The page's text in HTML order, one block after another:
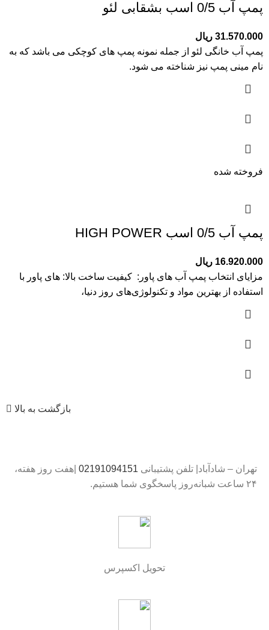
پمپ آب 0/5 اسب بشقابی لئو
31.570.000 ریال
پمپ آب خانگی لئو از جمله نمونه پمپ های کوچکی می باشد که به
نام مینی پمپ نیز شناخته می شود.
فروخته شده
پمپ آب 0/5 اسب HIGH POWER
16.920.000 ریال
مزایای انتخاب پمپ آب های پاور: کیفیت ساخت بالا: های پاور با
استفاده از بهترین مواد و تکنولوژی‌های روز دنیا،
بازگشت به بالا
تهران – شادآباد| تلفن پشتیبانی 02191094151 |هفت روز هفته،
۲۴ ساعت شبانه‌روز پاسخگوی شما هستیم.
تحویل اکسپرس